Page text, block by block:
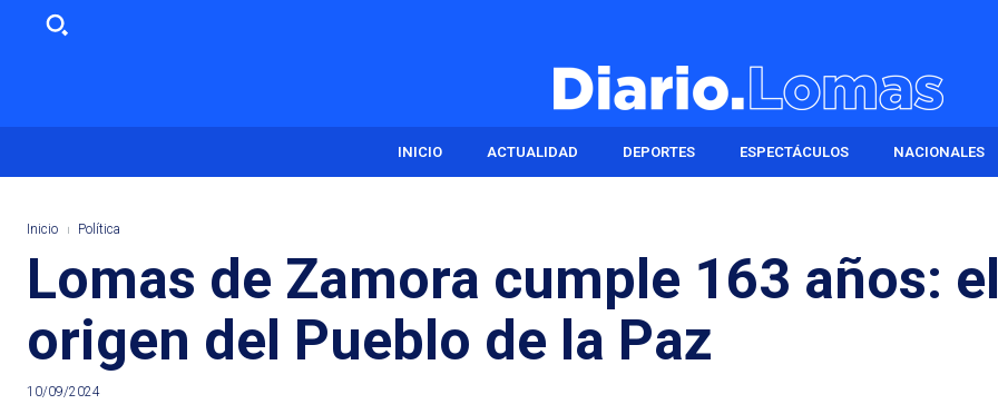
INICIO ACTUALIDAD DEPORTES ESPECTÁCULOS NACIONALES
Inicio Política
Lomas de Zamora cumple 163 años: el
origen del Pueblo de la Paz
10/09/2024